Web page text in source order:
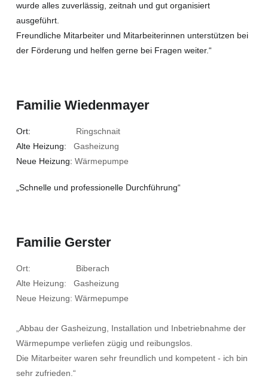
wurde alles zuverlässig, zeitnah und gut organisiert
ausgeführt.
Freundliche Mitarbeiter und Mitarbeiterinnen unterstützen bei
der Förderung und helfen gerne bei Fragen weiter.“
Familie Wiedenmayer
Ort: Ringschnait
Alte Heizung: Gasheizung
Neue Heizung: Wärmepumpe
„Schnelle und professionelle Durchführung“
Familie Gerster
Ort: Biberach
Alte Heizung: Gasheizung
Neue Heizung: Wärmepumpe
„Abbau der Gasheizung, Installation und Inbetriebnahme der
Wärmepumpe verliefen zügig und reibungslos.
Die Mitarbeiter waren sehr freundlich und kompetent - ich bin
sehr zufrieden.“